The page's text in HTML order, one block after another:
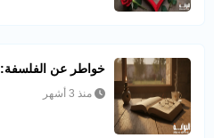
خواطر عن الفلسفة:
منذ 3 أشهر